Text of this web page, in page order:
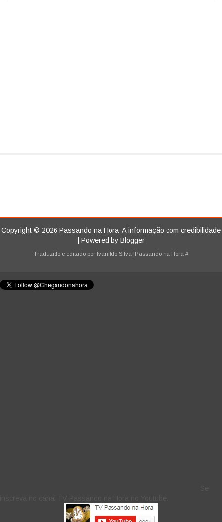
Copyright © 2026 Passando na Hora-A informação com credibilidade
| Powered by Blogger
Traduzido e editado por Ivanildo Silva |Passando na Hora #